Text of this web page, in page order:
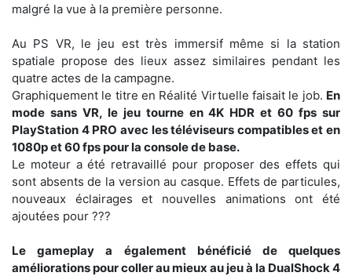
malgré la vue à la première personne.
Au PS VR, le jeu est très immersif même si la station
spatiale propose des lieux assez similaires pendant les
quatre actes de la campagne.
Graphiquement le titre en Réalité Virtuelle faisait le job. En
mode sans VR, le jeu tourne en 4K HDR et 60 fps sur
PlayStation 4 PRO avec les téléviseurs compatibles et en
1080p et 60 fps pour la console de base.
Le moteur a été retravaillé pour proposer des effets qui
sont absents de la version au casque. Effets de particules,
nouveaux éclairages et nouvelles animations ont été
ajoutées pour ???
Le gameplay a également bénéficié de quelques
améliorations pour coller au mieux au jeu à la DualShock 4